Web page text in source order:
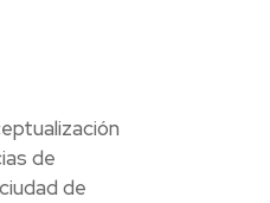
de
de